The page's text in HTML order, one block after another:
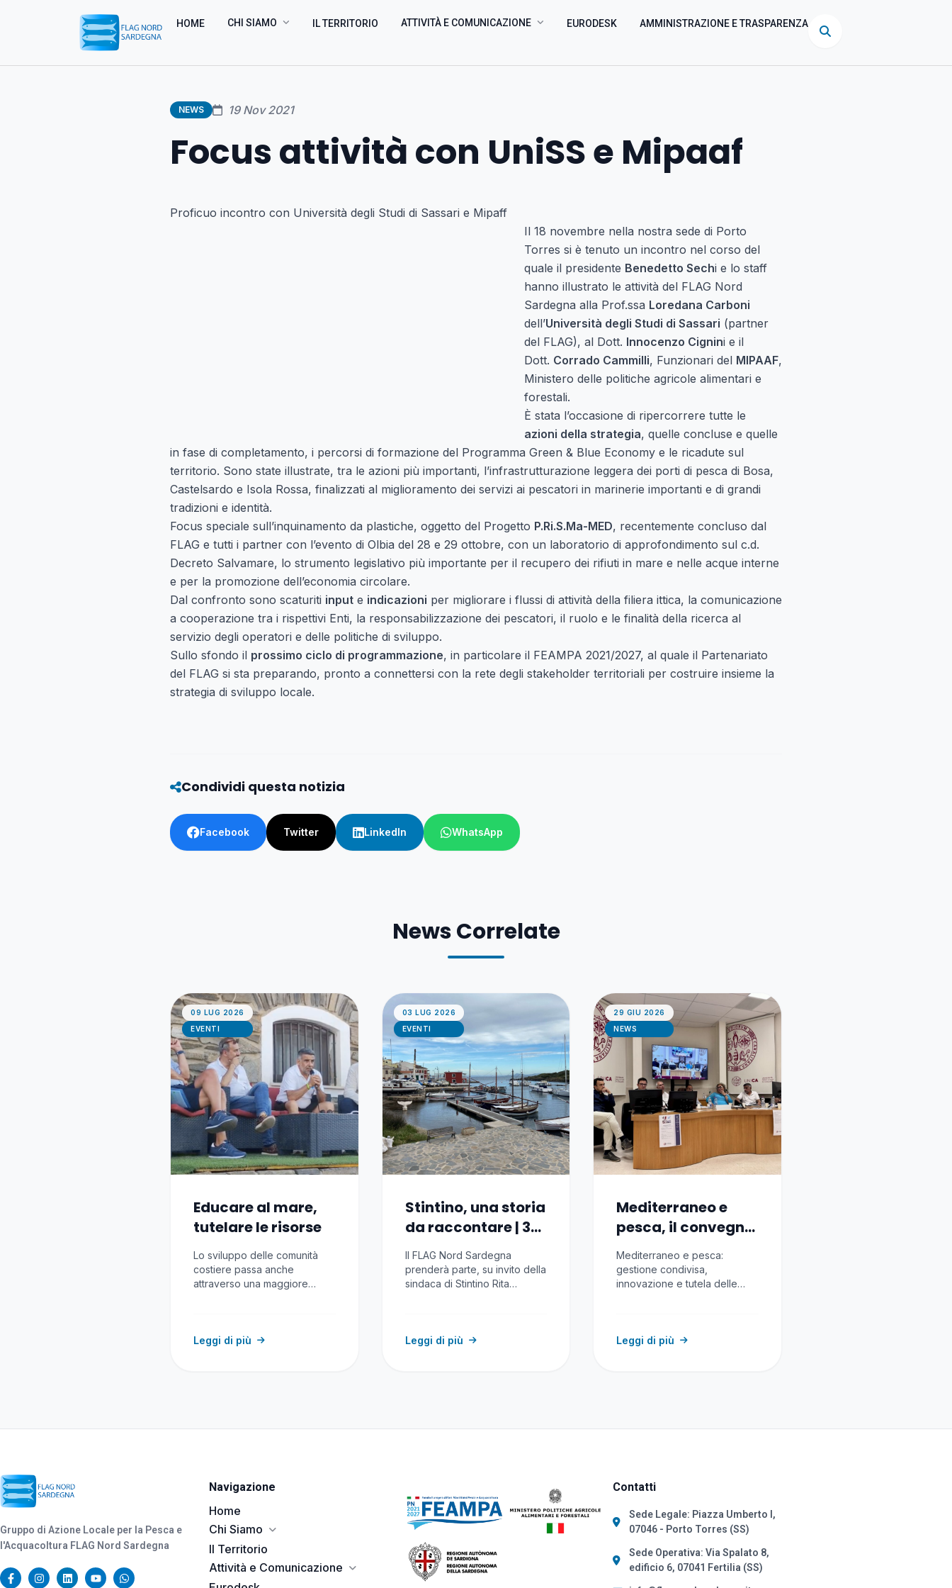
HOME CHI SIAMO IL TERRITORIO ATTIVITÀ E COMUNICAZIONE EURODESK AMMINISTRAZIONE E TRASPARENZA
NEWS 19 Nov 2021
Focus attività con UniSS e Mipaaf
Proficuo incontro con Università degli Studi di Sassari e Mipaff
Il 18 novembre nella nostra sede di Porto
Torres si è tenuto un incontro nel corso del
quale il presidente Benedetto Sechi e lo staff
hanno illustrato le attività del FLAG Nord
Sardegna alla Prof.ssa Loredana Carboni
dell’Università degli Studi di Sassari (partner
del FLAG), al Dott. Innocenzo Cignini e il
Dott. Corrado Cammilli, Funzionari del MIPAAF,
Ministero delle politiche agricole alimentari e
forestali.
È stata l’occasione di ripercorrere tutte le
azioni della strategia, quelle concluse e quelle
in fase di completamento, i percorsi di formazione del Programma Green & Blue Economy e le ricadute sul
territorio. Sono state illustrate, tra le azioni più importanti, l’infrastrutturazione leggera dei porti di pesca di Bosa,
Castelsardo e Isola Rossa, finalizzati al miglioramento dei servizi ai pescatori in marinerie importanti e di grandi
tradizioni e identità.
Focus speciale sull’inquinamento da plastiche, oggetto del Progetto P.Ri.S.Ma-MED, recentemente concluso dal
FLAG e tutti i partner con l’evento di Olbia del 28 e 29 ottobre, con un laboratorio di approfondimento sul c.d.
Decreto Salvamare, lo strumento legislativo più importante per il recupero dei rifiuti in mare e nelle acque interne
e per la promozione dell’economia circolare.
Dal confronto sono scaturiti input e indicazioni per migliorare i flussi di attività della filiera ittica, la comunicazione
a cooperazione tra i rispettivi Enti, la responsabilizzazione dei pescatori, il ruolo e le finalità della ricerca al
servizio degli operatori e delle politiche di sviluppo.
Sullo sfondo il prossimo ciclo di programmazione, in particolare il FEAMPA 2021/2027, al quale il Partenariato
del FLAG si sta preparando, pronto a connettersi con la rete degli stakeholder territoriali per costruire insieme la
strategia di sviluppo locale.
Condividi questa notizia
Facebook Twitter LinkedIn WhatsApp
News Correlate
09 LUG 2026
EVENTI
Educare al mare,
tutelare le risorse
Lo sviluppo delle comunità
costiere passa anche
attraverso una maggiore
Leggi di più
03 LUG 2026
EVENTI
Stintino, una storia
da raccontare | 3-
5 luglio 2026
Il FLAG Nord Sardegna
prenderà parte, su invito della
sindaca di Stintino Rita
Leggi di più
29 GIU 2026
NEWS
Mediterraneo e
pesca, il convegno
a Cagliari
Mediterraneo e pesca:
gestione condivisa,
innovazione e tutela delle
Leggi di più
Gruppo di Azione Locale per la Pesca e
l'Acquacoltura FLAG Nord Sardegna
Navigazione
Home
Chi Siamo
Il Territorio
Attività e Comunicazione
Contatti
Sede Legale: Piazza Umberto I,
07046 - Porto Torres (SS)
Sede Operativa: Via Spalato 8,
edificio 6, 07041 Fertilia (SS)